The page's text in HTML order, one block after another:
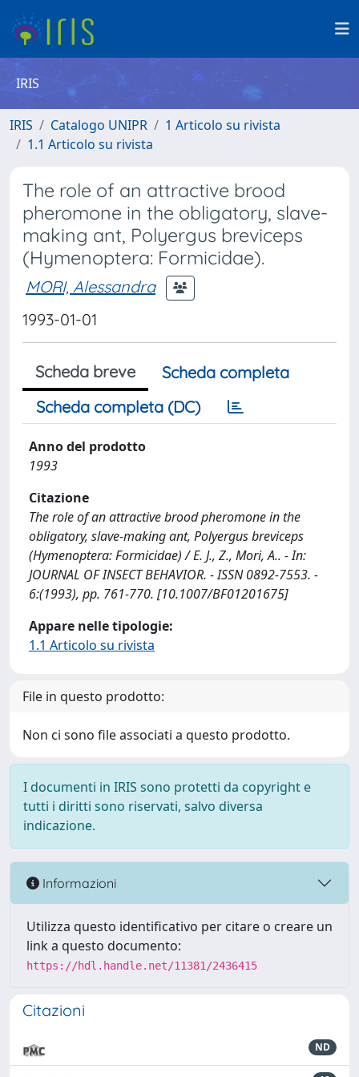
IRIS
IRIS Catalogo UNIPR
1 Articolo su rivista
1.1 Articolo su rivista
The role of an attractive brood
pheromone in the obligatory, slave-
making ant, Polyergus breviceps
(Hymenoptera: Formicidae).
MORI, Alessandra
1993-01-01
Scheda breve
Scheda completa
Scheda completa (DC)
Anno del prodotto
1993
Citazione
The role of an attractive brood pheromone in the
obligatory, slave-making ant, Polyergus breviceps
(Hymenoptera: Formicidae) / E. J., Z., Mori, A.. - In:
JOURNAL OF INSECT BEHAVIOR. - ISSN 0892-7553. -
6:(1993), pp. 761-770. [10.1007/BF01201675]
Appare nelle tipologie:
1.1 Articolo su rivista
File in questo prodotto:
Non ci sono file associati a questo prodotto.
I documenti in IRIS sono protetti da copyright e
tutti i diritti sono riservati, salvo diversa
indicazione.
Informazioni
Utilizza questo identificativo per citare o creare un
link a questo documento:
https://hdl.handle.net/11381/2436415
Citazioni
ND